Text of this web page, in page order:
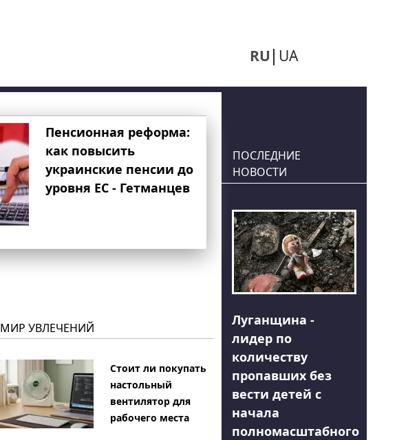
RU UA
Пенсионная реформа:
как повысить
украинские пенсии до
уровня ЕС - Гетманцев
МИР УВЛЕЧЕНИЙ
Стоит ли покупать
настольный
вентилятор для
рабочего места
ПОСЛЕДНИЕ
НОВОСТИ
Луганщина -
лидер по
количеству
пропавших без
вести детей с
начала
полномасштабного